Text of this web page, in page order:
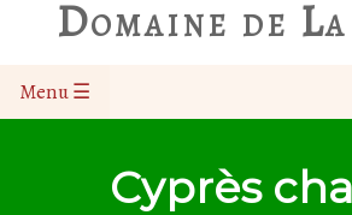
Domaine de
Menu ☰
Cyprès